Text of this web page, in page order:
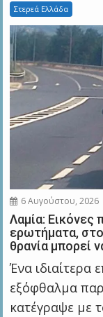
Στερεά Ελλάδα
6 Αυγούστου, 2026
Λαμία: Εικόνες
ερωτήματα,
θρανία μπορεί
Ένα ιδιαίτερα
εξόφθαλμα
κατέγραψε με